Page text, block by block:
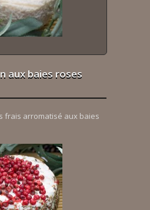
aux baies roses
frais arromatisé aux baies